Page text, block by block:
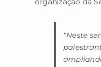
“Neste